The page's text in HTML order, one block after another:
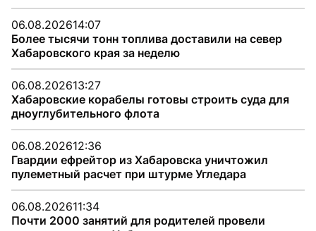
06.08.202614:07
Более тысячи тонн топлива доставили на север
Хабаровского края за неделю
06.08.202613:27
Хабаровские корабелы готовы строить суда для
дноуглубительного флота
06.08.202612:36
Гвардии ефрейтор из Хабаровска уничтожил
пулеметный расчет при штурме Угледара
06.08.202611:34
Почти 2000 занятий для родителей провели